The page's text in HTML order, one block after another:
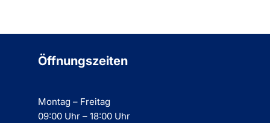
Öffnungszeiten
Montag – Freitag
09:00 Uhr – 18:00 Uhr